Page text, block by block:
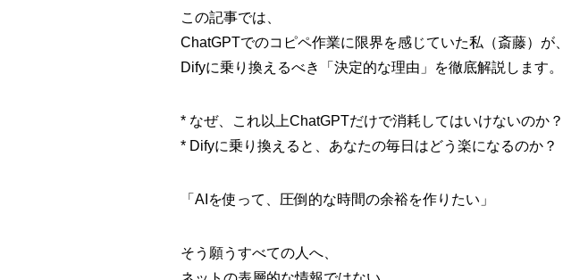
この記事では、
ChatGPTでのコピペ作業に限界を感じていた私（斎藤）が、
Difyに乗り換えるべき「決定的な理由」を徹底解説します。
* なぜ、これ以上ChatGPTだけで消耗してはいけないのか？
* Difyに乗り換えると、あなたの毎日はどう楽になるのか？
「AIを使って、圧倒的な時間の余裕を作りたい」
そう願うすべての人へ、